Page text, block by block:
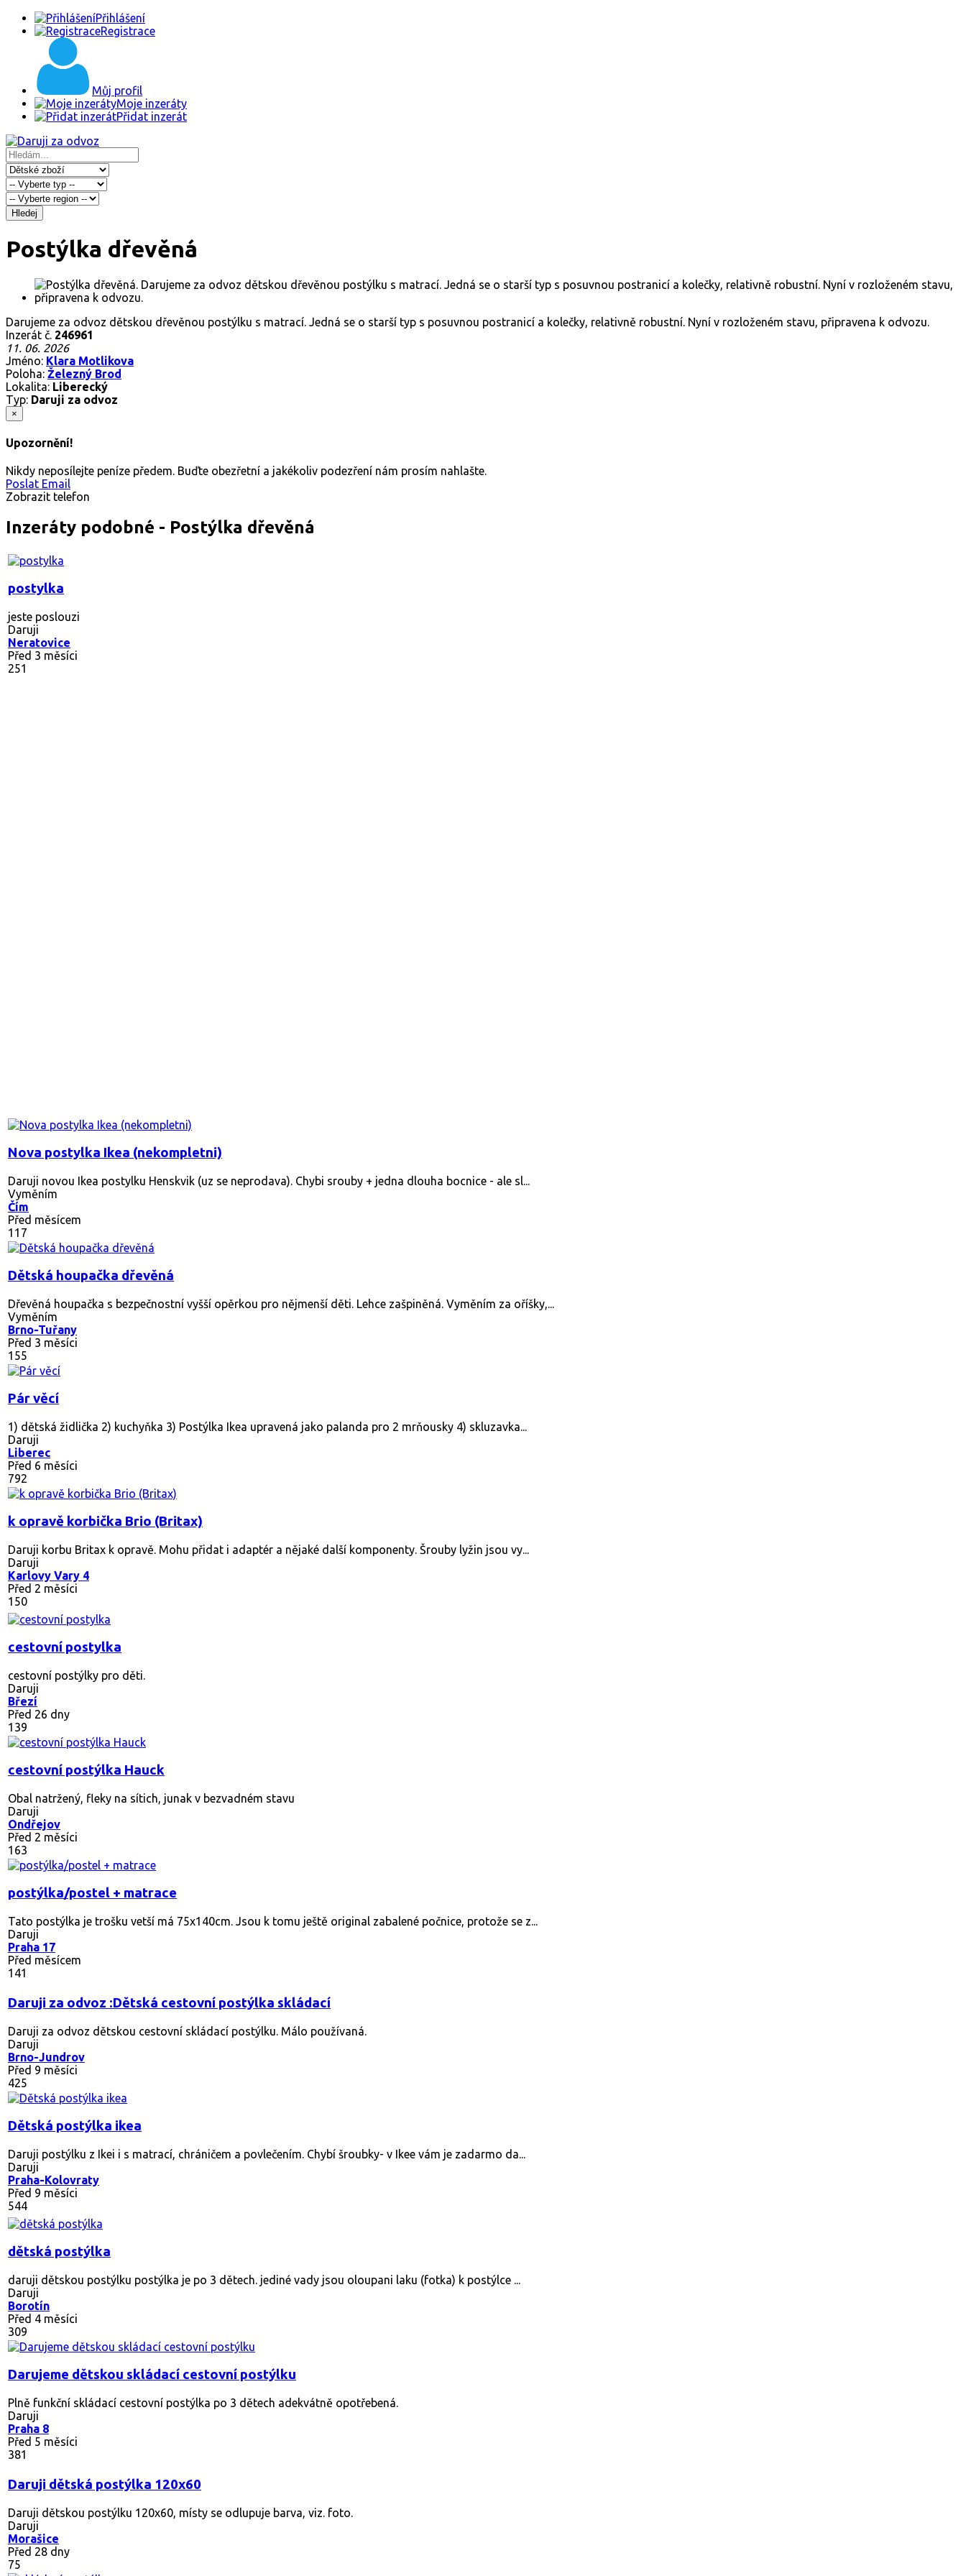
Přihlášení
Registrace
Můj profil
Moje inzeráty
Přidat inzerát
Hledej
Postýlka dřevěná
Darujeme za odvoz dětskou dřevěnou postýlku s matrací. Jedná se o starší typ s posuvnou postranicí a kolečky, relativně robustní. Nyní v rozloženém stavu, připravena k odvozu.
Inzerát č. 246961
11. 06. 2026
Jméno: Klara Motlikova
Poloha: Železný Brod
Lokalita: Liberecký
Typ: Daruji za odvoz
×
Upozornění!
Nikdy neposílejte peníze předem. Buďte obezřetní a jakékoliv podezření nám prosím nahlašte.
Poslat Email
Zobrazit telefon
Inzeráty podobné - Postýlka dřevěná
postylka
jeste poslouzi
Daruji
Neratovice
Před 3 měsíci
251
Nova postylka Ikea (nekompletni)
Daruji novou Ikea postylku Henskvik (uz se neprodava). Chybi srouby + jedna dlouha bocnice - ale sl...
Vyměním
Čím
Před měsícem
117
Dětská houpačka dřevěná
Dřevěná houpačka s bezpečnostní vyšší opěrkou pro nějmenší děti. Lehce zašpiněná. Vyměním za oříšky,...
Vyměním
Brno-Tuřany
Před 3 měsíci
155
Pár věcí
1) dětská židlička 2) kuchyňka 3) Postýlka Ikea upravená jako palanda pro 2 mrňousky 4) skluzavka...
Daruji
Liberec
Před 6 měsíci
792
k opravě korbička Brio (Britax)
Daruji korbu Britax k opravě. Mohu přidat i adaptér a nějaké další komponenty. Šrouby lyžin jsou vy...
Daruji
Karlovy Vary 4
Před 2 měsíci
150
cestovní postylka
cestovní postýlky pro děti.
Daruji
Březí
Před 26 dny
139
cestovní postýlka Hauck
Obal natržený, fleky na sítich, junak v bezvadném stavu
Daruji
Ondřejov
Před 2 měsíci
163
postýlka/postel + matrace
Tato postýlka je trošku vetší má 75x140cm. Jsou k tomu ještě original zabalené počnice, protože se z...
Daruji
Praha 17
Před měsícem
141
Daruji za odvoz :Dětská cestovní postýlka skládací
Daruji za odvoz dětskou cestovní skládací postýlku. Málo používaná.
Daruji
Brno-Jundrov
Před 9 měsíci
425
Dětská postýlka ikea
Daruji postýlku z Ikei i s matrací, chráničem a povlečením. Chybí šroubky- v Ikee vám je zadarmo da...
Daruji
Praha-Kolovraty
Před 9 měsíci
544
dětská postýlka
daruji dětskou postýlku postýlka je po 3 dětech. jediné vady jsou oloupani laku (fotka) k postýlce ...
Daruji
Borotín
Před 4 měsíci
309
Darujeme dětskou skládací cestovní postýlku
Plně funkční skládací cestovní postýlka po 3 dětech adekvátně opotřebená.
Daruji
Praha 8
Před 5 měsíci
381
Daruji dětská postýlka 120x60
Daruji dětskou postýlku 120x60, místy se odlupuje barva, viz. foto.
Daruji
Morašice
Před 28 dny
75